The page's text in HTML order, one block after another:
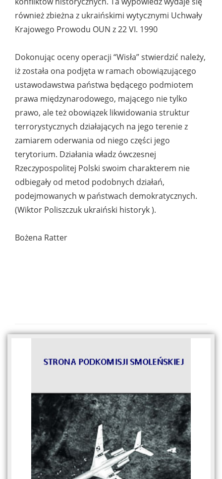
również zbieżna z ukraińskimi wytycznymi Uchwały
Krajowego Prowodu OUN z 22 VI. 1990
Dokonując oceny operacji “Wisła” stwierdzić należy,
iż została ona podjęta w ramach obowiązującego
ustawodawstwa państwa będącego podmiotem
prawa międzynarodowego, mającego nie tylko
prawo, ale też obowiązek likwidowania struktur
terrorystycznych działających na jego terenie z
zamiarem oderwania od niego części jego
terytorium. Działania władz ówczesnej
Rzeczypospolitej Polski swoim charakterem nie
odbiegały od metod podobnych działań,
podejmowanych w państwach demokratycznych.
(Wiktor Poliszczuk ukraiński historyk ).
Bożena Ratter